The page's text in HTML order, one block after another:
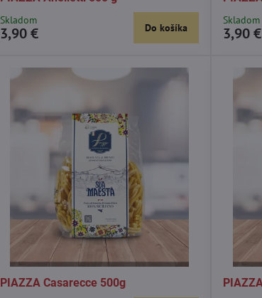
Skladom
3,90 € Do košíka
Skladom
3,90 €
PIAZZA Casarecce 500g